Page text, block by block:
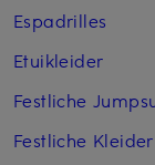
Espadrilles
Etuikleider
Festliche
Festliche Kleider